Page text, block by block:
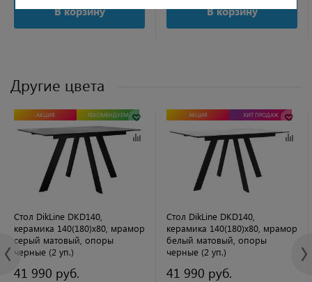
В корзину В корзину
Другие цвета
АКЦИЯ РЕКОМЕНДУЕМ
Стол DikLine DKD140,
керамика 140(180)х80, мрамор
серый матовый, опоры
черные (2 уп.)
41 990 руб.
АКЦИЯ ХИТ ПРОДАЖ
Стол DikLine DKD140,
керамика 140(180)х80, мрамор
белый матовый, опоры
черные (2 уп.)
41 990 руб.